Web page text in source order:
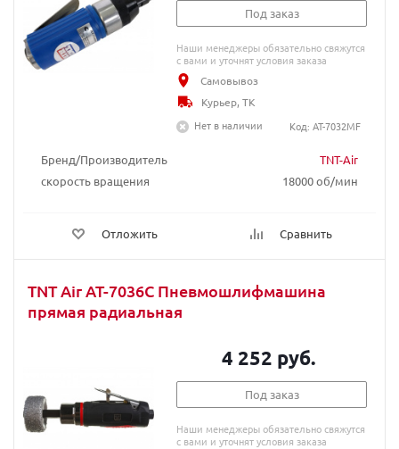
Бренд/Производитель
TNT-Air
скорость вращения
18000 об/мин
Отложить Сравнить
Под заказ
Наши менеджеры обязательно свяжутся
с вами и уточнят условия заказа
Самовывоз
Курьер, ТК
Нет в наличии
Код: AT-7032MF
TNT Air AT-7036C Пневмошлифмашина
прямая радиальная
4 252 руб.
Под заказ
Наши менеджеры обязательно свяжутся
с вами и уточнят условия заказа